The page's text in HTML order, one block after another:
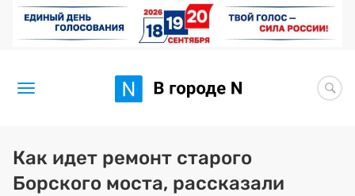
Новости
Статьи
Как идет ремонт старого
Борского моста, рассказали